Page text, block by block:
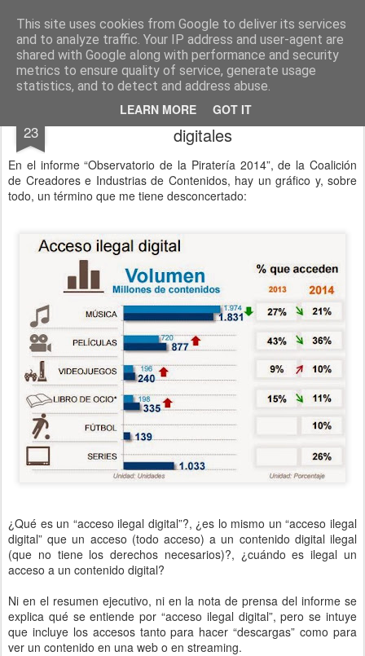
This site uses cookies from Google to deliver its services
and to analyze traffic. Your IP address and user-agent are
shared with Google along with performance and security
metrics to ensure quality of service, generate usage
statistics, and to detect and address abuse.
LEARN MORE GOT IT
menos tecnología y más pedagogía conceptos y reflexiones sobre la sociedad de la información
Pages
23
sobre los “accesos ilegales” a contenidos
digitales
En el informe “Observatorio de la Piratería 2014”, de la Coalición
de Creadores e Industrias de Contenidos, hay un gráfico y, sobre
todo, un término que me tiene desconcertado:
¿Qué es un “acceso ilegal digital”?, ¿es lo mismo un “acceso ilegal
digital” que un acceso (todo acceso) a un contenido digital ilegal
(que no tiene los derechos necesarios)?, ¿cuándo es ilegal un
acceso a un contenido digital?
Ni en el resumen ejecutivo, ni en la nota de prensa del informe se
explica qué se entiende por “acceso ilegal digital”, pero se intuye
que incluye los accesos tanto para hacer “descargas” como para
ver un contenido en una web o en streaming.